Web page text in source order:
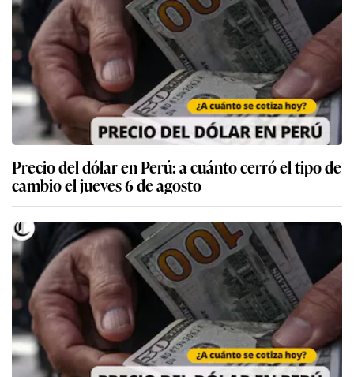
Precio del dólar en Perú: a cuánto cerró el tipo de
cambio el jueves 6 de agosto